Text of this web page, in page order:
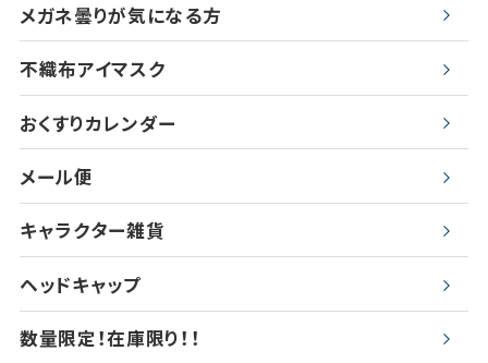
メガネ曇りが気になる方
不織布アイマスク
おくすりカレンダー
メール便
キャラクター雑貨
ヘッドキャップ
数量限定！在庫限り！！